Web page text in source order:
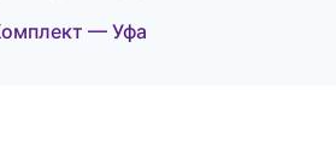
— Уфа